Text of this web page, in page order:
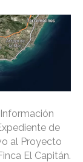
de
al Proyecto
El Capitán.